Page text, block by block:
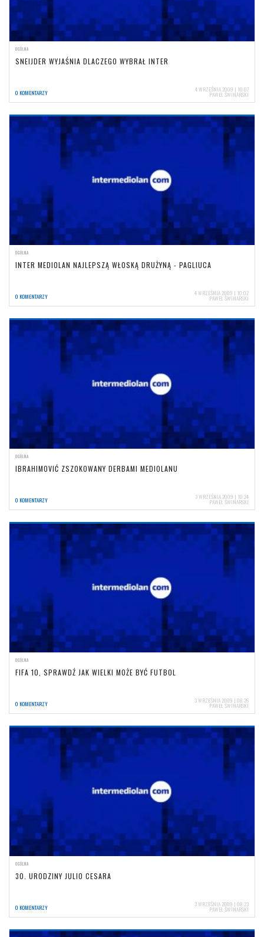
OGÓLNA
SNEIJDER WYJAŚNIA DLACZEGO WYBRAŁ INTER
0 KOMENTARZY 4 WRZEŚNIA 2009 | 10:07
PAWEŁ ŚWINARSKI
OGÓLNA
INTER MEDIOLAN NAJLEPSZĄ WŁOSKĄ DRUŻYNĄ - PAGLIUCA
0 KOMENTARZY 4 WRZEŚNIA 2009 | 10:02
PAWEŁ ŚWINARSKI
OGÓLNA
IBRAHIMOVIĆ ZSZOKOWANY DERBAMI MEDIOLANU
0 KOMENTARZY 3 WRZEŚNIA 2009 | 10:24
PAWEŁ ŚWINARSKI
OGÓLNA
FIFA 10, SPRAWDŹ JAK WIELKI MOŻE BYĆ FUTBOL
0 KOMENTARZY 3 WRZEŚNIA 2009 | 08:26
PAWEŁ ŚWINARSKI
OGÓLNA
30. URODZINY JULIO CESARA
0 KOMENTARZY 3 WRZEŚNIA 2009 | 08:23
PAWEŁ ŚWINARSKI